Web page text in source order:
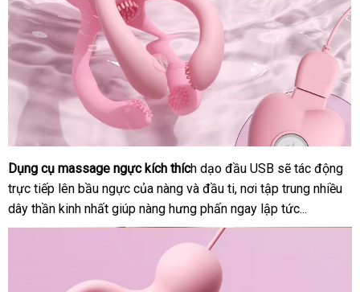
Dụng cụ massage ngực kích thích dạo đầu USB kiểm
tra
sẽ tác động
trực tiếp lên bầu ngực giảm
giá
của nàng đăng
ký
và đầu tiqua
app
, nơi tập trung nhiều
dây thần kinh nhất giúp nàng hưng phấn ngay lập tức...